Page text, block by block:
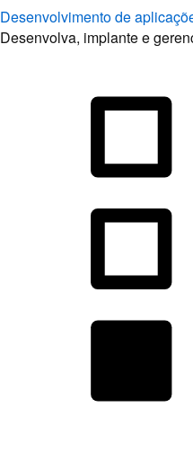
Desenvolvimento de
Desenvolva, implante e